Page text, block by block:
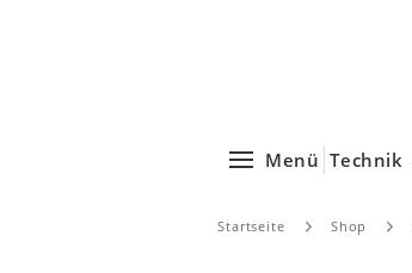
Menü Technik
Startseite Shop